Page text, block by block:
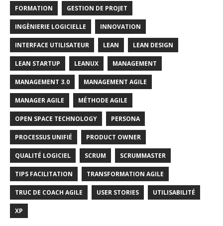
FORMATION GESTION DE PROJET
INGÈNIERIE LOGICIELLE INNOVATION
INTERFACE UTILISATEUR LEAN LEAN DESIGN
LEAN STARTUP LEANUX MANAGEMENT
MANAGEMENT 3.0 MANAGEMENT AGILE
MANAGER AGILE MÉTHODE AGILE
OPEN SPACE TECHNOLOGY PERSONA
PROCESSUS UNIFIÉ PRODUCT OWNER
QUALITÉ LOGICIEL SCRUM SCRUMMASTER
TIPS FACILITATION TRANSFORMATION AGILE
TRUC DE COACH AGILE USER STORIES UTILISABILITÉ
XP